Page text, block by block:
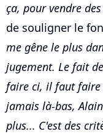
ça, pour vendre
de souligner le
me gêne le plus
jugement. Le fait
faire ci, il faut faire
jamais là-bas,
plus... C'est des